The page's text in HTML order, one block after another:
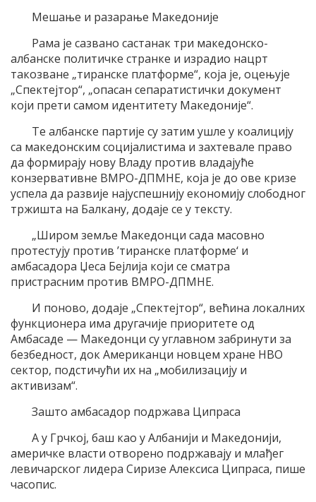
Мешање и разарање Македоније
Рама је сазвано састанак три македонско-
албанске политичке странке и израдио нацрт
такозване „тиранске платформе“, која је, оцењује
„Спектејтор“, „опасан сепаратистички документ
који прети самом идентитету Македоније“.
Те албанске партије су затим ушле у коалицију
са македонским социјалистима и захтевале право
да формирају нову Владу против владајуће
конзервативне ВМРО-ДПМНЕ, која је до ове кризе
успела да развије најуспешнију економију слободног
тржишта на Балкану, додаје се у тексту.
„Широм земље Македонци сада масовно
протестују против ’тиранске платформе‘ и
амбасадора Џеса Бејлија који се сматра
пристрасним против ВМРО-ДПМНЕ.
И поново, додаје „Спектејтор“, већина локалних
функционера има другачије приоритете од
Амбасаде — Македонци су углавном забринути за
безбедност, док Американци новцем хране НВО
сектор, подстичући их на „мобилизацију и
активизам“.
Зашто амбасадор подржава Ципраса
А у Грчкој, баш као у Албанији и Македонији,
америчке власти отворено подржавају и млађег
левичарског лидера Сиризе Алексиса Ципраса, пише
часопис.